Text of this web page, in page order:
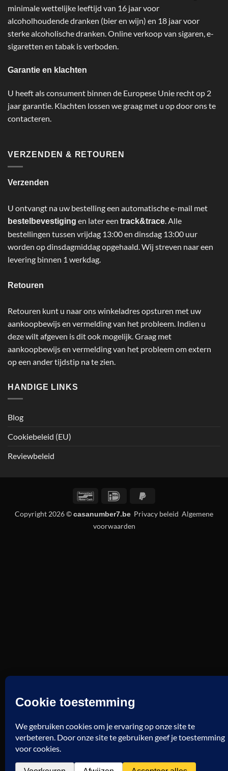
minimale wettelijke leeftijd van 16 jaar voor
alcoholhoudende dranken (bier en wijn) en 18 jaar voor
sterke alcoholische dranken. Online verkoop van sigaren, e-
sigaretten en tabak is verboden.
Garantie en klachten
U heeft als consument binnen de Europese Unie recht op 2
jaar garantie. Klachten lossen we graag met u op door ons te
contacteren.
VERZENDEN & RETOUREN
Verzenden
U ontvangt na uw bestelling een automatische e-mail met
bestelbevestiging en later een track&trace . Alle
bestellingen tussen vrijdag 13:00 en dinsdag 13:00 uur
worden op dinsdagmiddag opgehaald. Wij streven naar een
levering binnen 1 werkdag.
Retouren
Retouren kunt u naar ons winkeladres opsturen met uw
aankoopbewijs en vermelding van het probleem. Indien u
deze wilt afgeven is dit ook mogelijk. Graag met
aankoopbewijs en vermelding van het probleem om extern
op een ander tijdstip na te zien.
HANDIGE LINKS
Blog
Cookiebeleid (EU)
Reviewbeleid
BancontactIDeal
Copyright 2026 ©casanumber7.be Privacy beleid Algemene
voorwaarden